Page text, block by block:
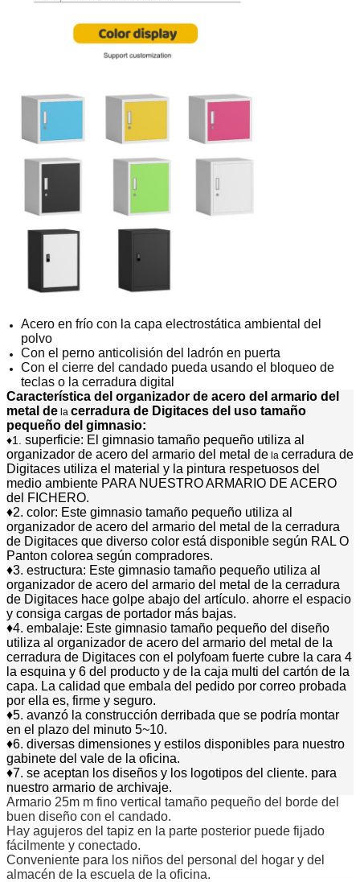
Acero en frío con la capa electrostática ambiental del
polvo
Con el perno anticolisión del ladrón en puerta
Con el cierre del candado pueda usando el bloqueo de
teclas o la cerradura digital
Característica del organizador de acero del armario del
metal de la cerradura de Digitaces del uso tamaño
pequeño del gimnasio:
♦1. superficie: El gimnasio tamaño pequeño utiliza al
organizador de acero del armario del metal de la cerradura de
Digitaces utiliza el material y la pintura respetuosos del
medio ambiente PARA NUESTRO ARMARIO DE ACERO
del FICHERO.
♦2. color: Este gimnasio tamaño pequeño utiliza al
organizador de acero del armario del metal de la cerradura
de Digitaces que diverso color está disponible según RAL O
Panton colorea según compradores.
♦3. estructura: Este gimnasio tamaño pequeño utiliza al
organizador de acero del armario del metal de la cerradura
de Digitaces hace golpe abajo del artículo. ahorre el espacio
y consiga cargas de portador más bajas.
♦4. embalaje: Este gimnasio tamaño pequeño del diseño
utiliza al organizador de acero del armario del metal de la
cerradura de Digitaces con el polyfoam fuerte cubre la cara 4
la esquina y 6 del producto y de la caja multi del cartón de la
capa. La calidad que embala del pedido por correo probada
por ella es, firme y seguro.
♦5. avanzó la construcción derribada que se podría montar
en el plazo del minuto 5~10.
♦6. diversas dimensiones y estilos disponibles para nuestro
gabinete del vale de la oficina.
♦7. se aceptan los diseños y los logotipos del cliente. para
nuestro armario de archivaje.
Armario 25m m fino vertical tamaño pequeño del borde del
buen diseño con el candado.
Hay agujeros del tapiz en la parte posterior puede fijado
fácilmente y conectado.
Conveniente para los niños del personal del hogar y del
almacén de la escuela de la oficina.